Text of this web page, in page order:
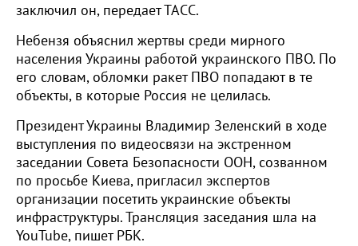
заключил он, передает ТАСС.
Небензя объяснил жертвы среди мирного
населения Украины работой украинского ПВО. По
его словам, обломки ракет ПВО попадают в те
объекты, в которые Россия не целилась.
Президент Украины Владимир Зеленский в ходе
выступления по видеосвязи на экстренном
заседании Совета Безопасности ООН, созванном
по просьбе Киева, пригласил экспертов
организации посетить украинские объекты
инфраструктуры. Трансляция заседания шла на
YouTube, пишет РБК.